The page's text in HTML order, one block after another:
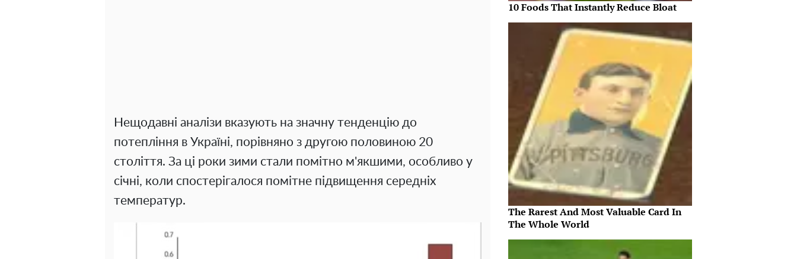
Нещодавні аналізи вказують на значну тенденцію до
потепління в Україні, порівняно з другою половиною 20
століття. За ці роки зими стали помітно м'якшими, особливо у
січні, коли спостерігалося помітне підвищення середніх
температур.
10 Foods That Instantly Reduce Bloat
The Rarest And Most Valuable Card In
The Whole World